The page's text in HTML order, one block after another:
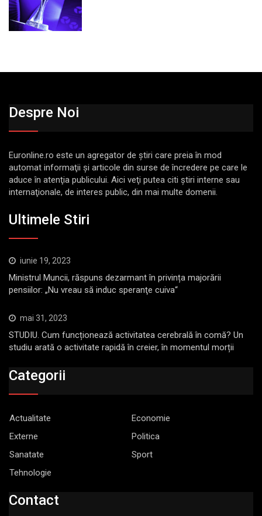
Despre Noi
Euronline.ro este un agregator de ştiri care preia în mod
automat informaţii şi articole din surse de încredere pe care le
aduce în atenţia publicului. Aici veţi putea citi ştiri interne sau
internaţionale, de interes public, din mai multe domenii.
Ultimele Stiri
iunie 19, 2023
Ministrul Muncii, răspuns dezarmant în privința majorării
pensiilor: „Nu vreau să induc speranţe cuiva“
mai 31, 2023
STUDIU. Cum funcționează activitatea cerebrală în comă? Un
studiu arată o activitate rapidă în creier, în momentul morții
Categorii
Actualitate
Economie
Externe
Politica
Sanatate
Sport
Tehnologie
Contact